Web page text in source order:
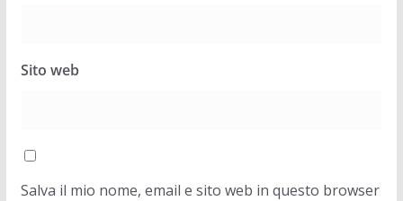
Sito web
Salva il mio nome, email e sito web in questo browser